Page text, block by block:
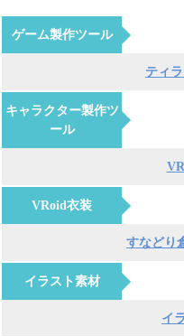
ゲーム製作ツール
ティ
キャラクター製作ツ
ール
VRoid衣装
すなどり
イラスト素材
イ